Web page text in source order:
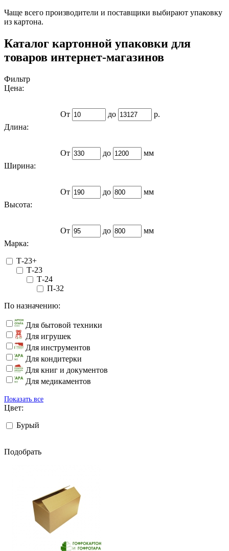
Чаще всего производители и поставщики выбирают упаковку
из картона.
Каталог картонной упаковки для
товаров интернет-магазинов
Фильтр
Цена:
От до
р.
Длина:
От до
мм
Ширина:
От до
мм
Высота:
От до
мм
Марка:
Т-23+
Т-23
Т-24
П-32
По назначению:
Для бытовой техники
Для игрушек
Для инструментов
Для кондитерки
Для книг и документов
Для медикаментов
Показать все
Цвет:
Бурый
Подобрать